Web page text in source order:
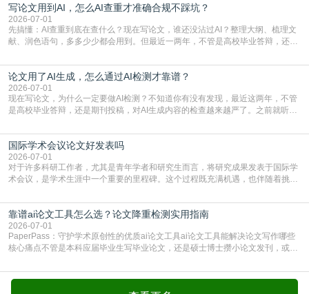
或缺的一环。本篇AEIC学术交流中心小编就为大家介绍“投稿SCI有查重吗”。
一、查重是标准流程答案是明确的：绝大多数S
写论文用到AI，怎么AI查重才准确合规不踩坑？
2026-07-01
先搞懂：AI查重到底在查什么？现在写论文，谁还没沾过AI？整理大纲、梳理文
献、润色语句，多多少少都会用到。但最近一两年，不管是高校毕业答辩，还是
须加做AI查重。很多人分不清，AI查重和普通查重到底有啥区别？这里说透：普
通查重查的是你的文字和已公开文献的重复比例，防的是抄袭；AI查重查的是你
的内容里，有多少是AI生成的，防的是过
论文用了AI生成，怎么通过AI检测才靠谱？
2026-07-01
现在写论文，为什么一定要做AI检测？不知道你有没有发现，最近这两年，不管
是高校毕业答辩，还是期刊投稿，对AI生成内容的检查越来越严了。之前就听身
要求修改，还差点被判定学术不规范，真的太冤了。现在国内多数高校和核心期
刊，都已经明确出台了相关规定：如果使用AI生成内容辅助写作，必须明确标
注，未标注的AI生成内容会被认定为不符合学
国际学术会议论文好发表吗
2026-07-01
对于许多科研工作者，尤其是青年学者和研究生而言，将研究成果发表于国际学
术会议，是学术生涯中一个重要的里程碑。这个过程既充满机遇，也伴随着挑
疑问：国际学术会议论文到底好不好发表？其价值和难度究竟如何衡量。本篇
AEIC学术交流中心小编就为大家介绍“国际学术会议论文好发表吗”。一、会议论
文发表的相对优势与期刊论文相比，国际会议论文的发
靠谱ai论文工具怎么选？论文降重检测实用指南
2026-07-01
PaperPass：守护学术原创性的优质ai论文工具ai论文工具能解决论文写作哪些
核心痛点不管是本科应届毕业生写毕业论文，还是硕士博士攒小论文发刊，或是
自己逐句读逐句改，熬好几个大夜不说，还经常改不到点上，交上去才发现重复
率超标，再返工太折腾。现在有了成熟的ai论文工具，这些痛点基本都能高效解